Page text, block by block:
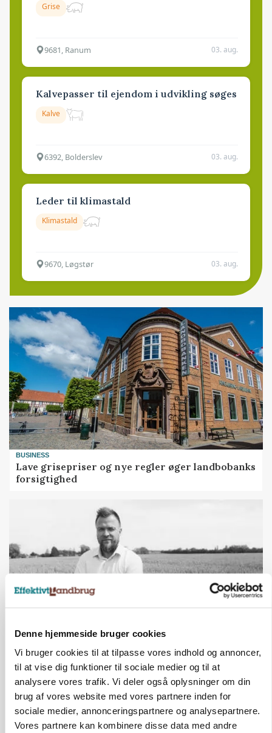
Denne hjemmeside bruger cookies
Vi bruger cookies til at tilpasse vores indhold og annoncer,
til at vise dig funktioner til sociale medier og til at
analysere vores trafik. Vi deler også oplysninger om din
brug af vores website med vores partnere inden for
sociale medier, annonceringspartnere og analysepartnere.
Vores partnere kan kombinere disse data med andre
Grise
9681, Ranum 03. aug.
Kalvepasser til ejendom i udvikling søges
Kalve
6392, Bolderslev 03. aug.
Leder til klimastald
Klimastald
9670, Løgstør 03. aug.
BUSINESS
Lave grisepriser og nye regler øger landbobanks
forsigtighed
LEDER
Det er en uskik at udlægge et røgslør om
økoproduktion
HØST-TOUR